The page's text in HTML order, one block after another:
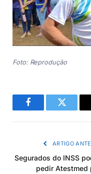
Foto: Reprodução
FacebookTwitter
ARTIGO
Segurados do INSS
pedir Atestmed